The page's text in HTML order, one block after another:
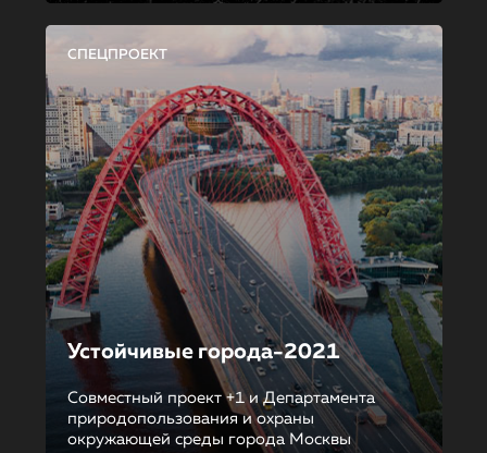
СПЕЦПРОЕКТ
Устойчивые города-2021
Совместный проект +1 и Департамента
природопользования и охраны
окружающей среды города Москвы